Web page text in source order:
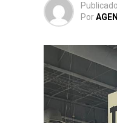
Publicado
Por